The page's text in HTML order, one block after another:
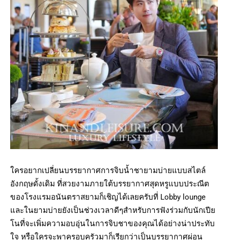
ใครอยากเปลี่ยนบรรยากาศการจิบน้ำชายามบ่ายแบบสไตล์
อังกฤษดั้งเดิม ที่สวยงามภายใต้บรรยากาศสุดหรูแบบประณีต
ของโรงแรมอนันตราสยามก็เชิญได้เลยครับที่ Lobby lounge
และในยามบ่ายยังเป็นช่วงเวลาดีๆสำหรับการฟังร่วมกับนักเปีย
โนที่จะเพิ่มความอบอุ่นในการจิบชาของคุณได้อย่างน่าประทับ
ใจ หรือใครจะพาครอบครัวมาก็เรียกว่าเป็นบรรยากาศผ่อน